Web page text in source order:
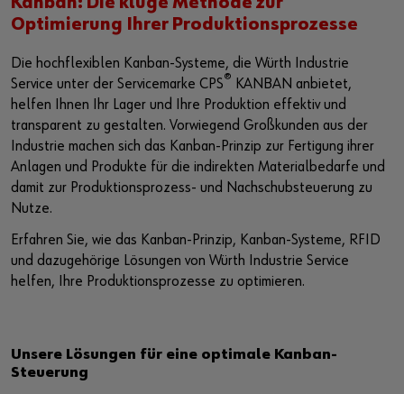
Optimierung Ihrer Produktionsprozesse
Die hochflexiblen Kanban-Systeme, die Würth Industrie
Service unter der Servicemarke CPS®
KANBAN anbietet,
helfen Ihnen Ihr Lager und Ihre Produktion effektiv und
transparent zu gestalten. Vorwiegend Großkunden aus der
Industrie machen sich das Kanban-Prinzip zur Fertigung ihrer
Anlagen und Produkte für die indirekten Materialbedarfe und
damit zur Produktionsprozess- und Nachschubsteuerung zu
Nutze.
Erfahren Sie, wie das Kanban-Prinzip, Kanban-Systeme, RFID
und dazugehörige Lösungen von Würth Industrie Service
helfen, Ihre Produktionsprozesse zu optimieren.
Unsere Lösungen für eine optimale Kanban-
Steuerung